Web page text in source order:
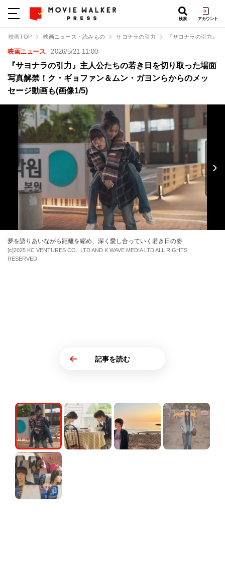
検索 アカウント
映画TOP 映画ニュース・読みもの サヨナラの引力 『サヨナラの引力』
映画ニュース 2026/5/21 11:00
『サヨナラの引力』主人公たちの若き日を切り取った場面
写真解禁！ク・ギョファン＆ムン・ガヨンらからのメッ
セージ動画も(画像1/5)
夢を語りあいながら距離を縮め、深く愛し合っていく若き日の姿
[c]2025 KC VENTURES CO., LTD AND K WAVE MEDIA LTD ALL RIGHTS
RESERVED.
記事を読む